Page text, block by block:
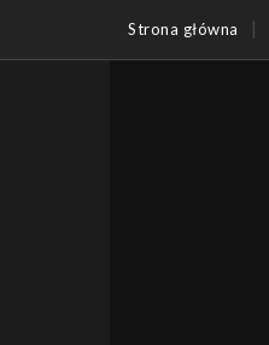
Strona główna